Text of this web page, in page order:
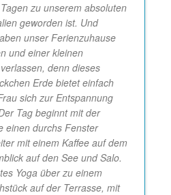
zu unserem absoluten
geworden ist. Und
unser Ferienzuhause
und einer kleinen
denn dieses
Erde bietet einfach
sich zur Entspannung
Tag beginnt mit der
einen durchs Fenster
mit einem Kaffee auf dem
auf den See und Salo.
Yoga über zu einem
auf der Terrasse, mit